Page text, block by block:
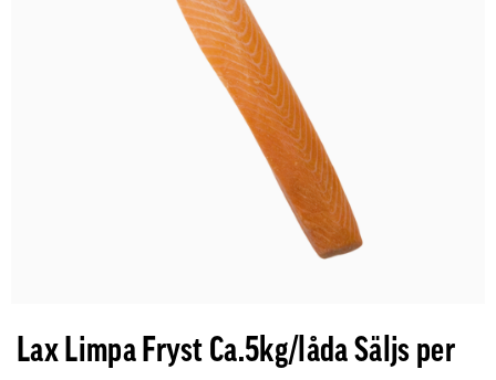
Lax Limpa Fryst Ca.5kg/låda Säljs per